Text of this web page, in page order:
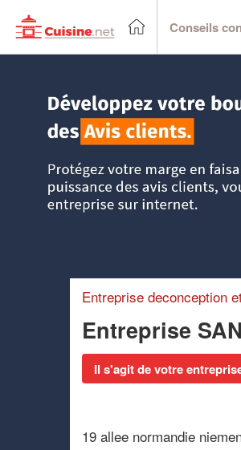
Conseils
Entreprise deconception
Entreprise
Il s'agit de votre
19 allee normandie